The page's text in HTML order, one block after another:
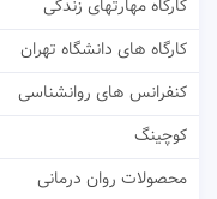
کارگاه مهارتهای زندگی
کارگاه های دانشگاه تهران
کنفرانس های روانشناسی
کوچینگ
محصولات روان درمانی